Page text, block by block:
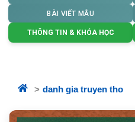
BÀI VIẾT MẪU
THÔNG TIN & KHÓA HỌC
danh gia truyen tho